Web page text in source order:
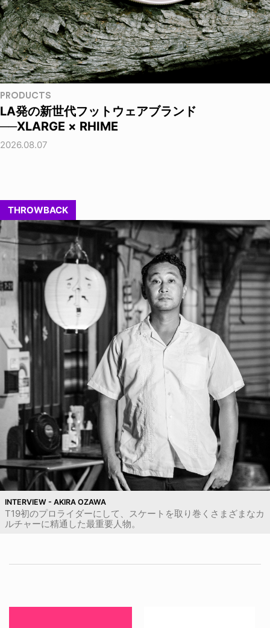
PRODUCTS
LA発の新世代フットウェアブランド
──XLARGE × RHIME
2026.08.07
THROWBACK
INTERVIEW - AKIRA OZAWA
T19初のプロライダーにして、スケートを取り巻くさまざまなカ
ルチャーに精通した最重要人物。